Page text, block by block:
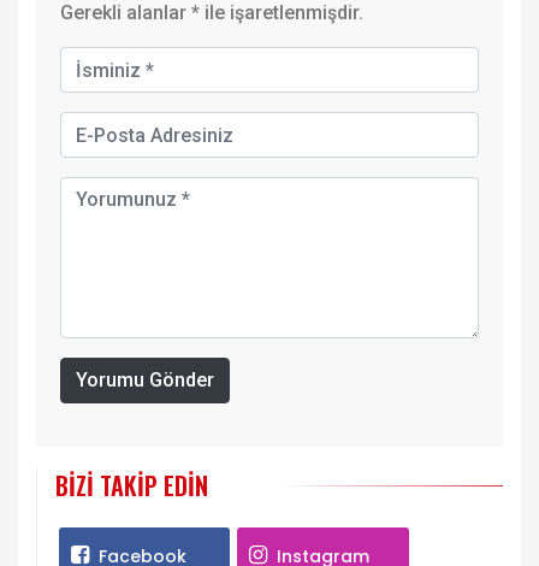
Gerekli alanlar * ile işaretlenmişdir.
Yorumu Gönder
BIZI TAKIP EDIN
Facebook Instagram